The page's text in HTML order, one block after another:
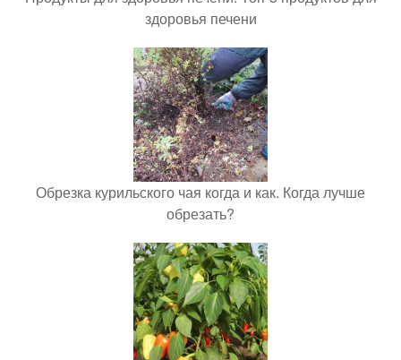
здоровья печени
Обрезка курильского чая когда и как. Когда лучше
обрезать?